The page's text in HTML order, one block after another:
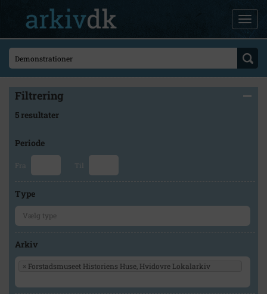
Filtrering
5 resultater
Periode
Fra Til
Type
Arkiv
× Forstadsmuseet Historiens Huse, Hvidovre Lokalarkiv